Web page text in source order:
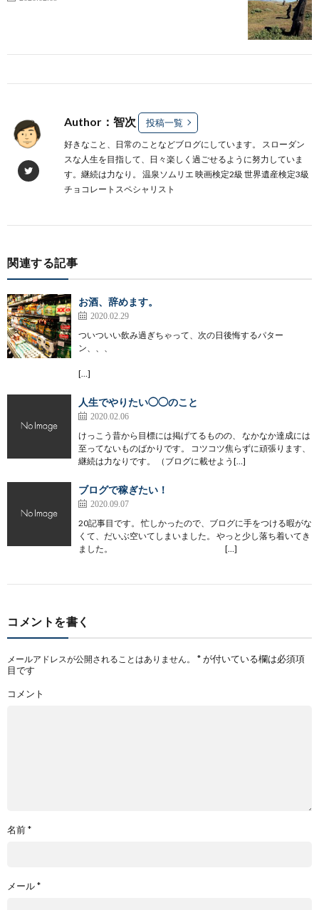
Author：智次 投稿一覧
好きなこと、日常のことなどブログにしています。 スローダン
スな人生を目指して、日々楽しく過ごせるように努力していま
す。継続は力なり。 温泉ソムリエ 映画検定2級 世界遺産検定3級
チョコレートスペシャリスト
関連する記事
お酒、辞めます。
2020.02.29
ついついい飲み過ぎちゃって、次の日後悔するパター
ン、、、
[…]
人生でやりたい◯◯のこと
2020.02.06
けっこう昔から目標には掲げてるものの、 なかなか達成には
至ってないものばかりです。 コツコツ焦らずに頑張ります、
継続は力なりです。 （ブログに載せよう[…]
ブログで稼ぎたい！
2020.09.07
20記事目です。 忙しかったので、ブログに手をつける暇がな
くて、だいぶ空いてしまいました。 やっと少し落ち着いてき
ました。 […]
コメントを書く
メールアドレスが公開されることはありません。 *が付いている欄は必須項
目です
コメント
名前*
メール*